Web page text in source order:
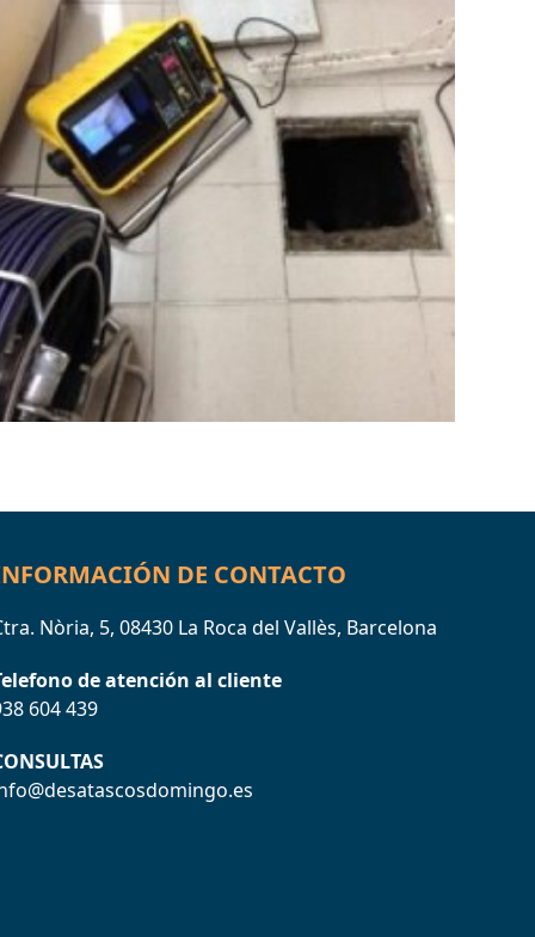
DE CONTACTO
Nòria, 5, 08430 La Roca del Vallès, Barcelona
de atención al cliente
604 439